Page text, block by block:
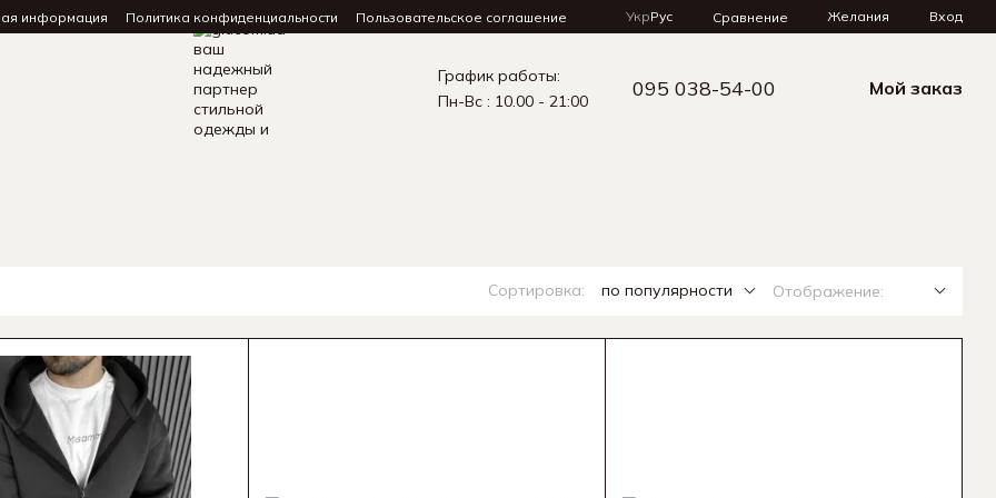
информация Политика конфиденциальности Пользовательское соглашение УкрРус Сравнение Желания Вход
График работы:
Пн-Вс : 10.00 - 21:00
095 038-54-00 Мой заказ
Сортировка: по популярности Отображение: